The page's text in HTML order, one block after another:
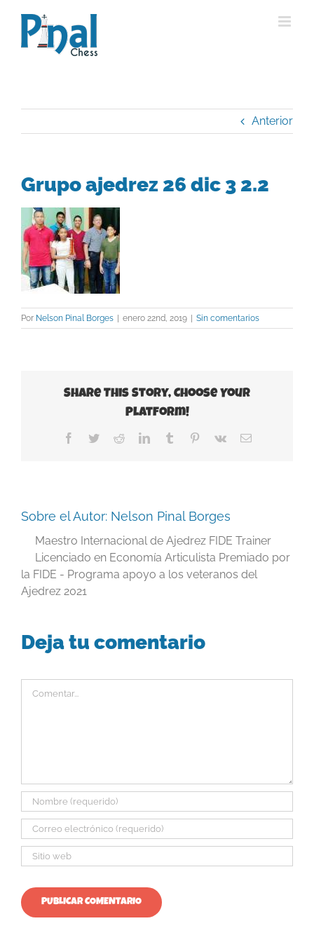
contenido
Anterior
Grupo ajedrez 26 dic 3 2.2
Por Nelson Pinal Borges | enero 22nd, 2019 | Sin comentarios
Share This Story, Choose Your
Platform!
Facebook
TwitterRedditLinkedInTumblr Pinterest
Vk
Correo
Sobre el Autor: Nelson Pinal Borges
Maestro Internacional de Ajedrez FIDE Trainer
Licenciado en Economía Articulista Premiado por
la FIDE - Programa apoyo a los veteranos del
Ajedrez 2021
Deja tu comentario